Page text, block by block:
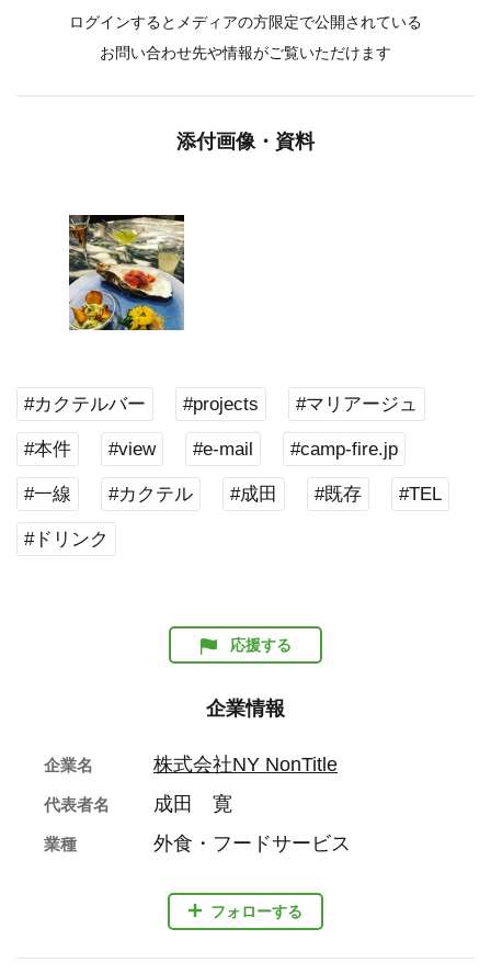
ログインするとメディアの方限定で公開されている
お問い合わせ先や情報がご覧いただけます
添付画像・資料
#カクテルバー #projects #マリアージュ
#本件 #view #e-mail #camp-fire.jp
#一線 #カクテル #成田 #既存 #TEL
#ドリンク
応援する
企業情報
フォローする
企業名 株式会社NY NonTitle
代表者名 成田 寛
業種 外食・フードサービス